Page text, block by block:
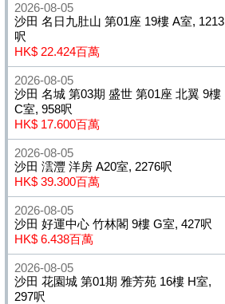
2026-08-05
沙田 名日九肚山 第01座 19樓 A室, 1213
呎
HK$ 22.424百萬
2026-08-05
沙田 名城 第03期 盛世 第01座 北翼 9樓
C室, 958呎
HK$ 17.600百萬
2026-08-05
沙田 澐灃 洋房 A20室, 2276呎
HK$ 39.300百萬
2026-08-05
沙田 好運中心 竹林閣 9樓 G室, 427呎
HK$ 6.438百萬
2026-08-05
沙田 花園城 第01期 雅芳苑 16樓 H室,
297呎